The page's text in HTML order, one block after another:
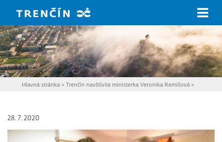
Hlavná stránka >Trenčín navštívila ministerka Veronika Remišová >
28. 7. 2020